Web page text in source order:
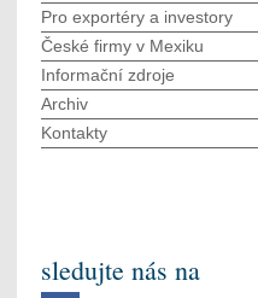
Pro exportéry a investory
České firmy v Mexiku
Informační zdroje
Archiv
Kontakty
sledujte nás na